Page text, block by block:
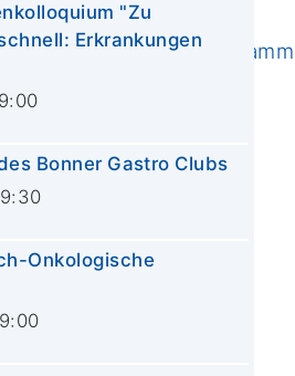
und
Programm
Interdisziplinäre
"Zu
Erkrankungen
Bonner Gastro Clubs
Onkologische